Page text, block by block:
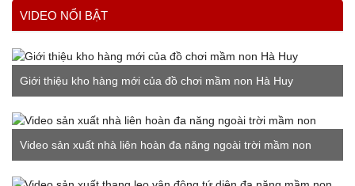
VIDEO NỔI BẬT
Giới thiệu kho hàng mới của đồ chơi mầm non Hà Huy
Video sản xuất nhà liên hoàn đa năng ngoài trời mầm non